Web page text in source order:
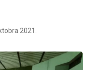
2021.